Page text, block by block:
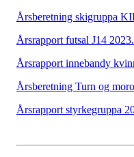
Årsberetning skigruppa
Årsrapport futsal J14
Årsrapport innebandy
Årsberetning Turn og
Årsrapport styrkegruppa